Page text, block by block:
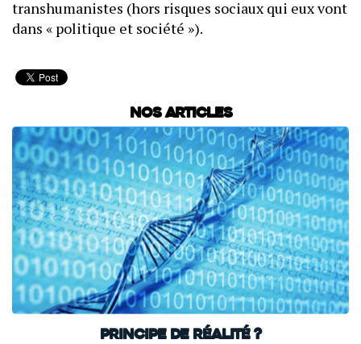
transhumanistes (hors risques sociaux qui eux vont
dans « politique et société »).
Nos articles
Principe de réalité ?